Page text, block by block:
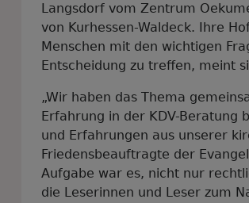
Langsdorf vom Zentrum
von Kurhessen-Waldeck. Ihre
Menschen mit den wichtigen
Entscheidung zu treffen, meint
„Wir haben das Thema
Erfahrung in der KDV-Beratung
und Erfahrungen aus unserer
Friedensbeauftragte der
Aufgabe war es, nicht nur
die Leserinnen und Leser zum